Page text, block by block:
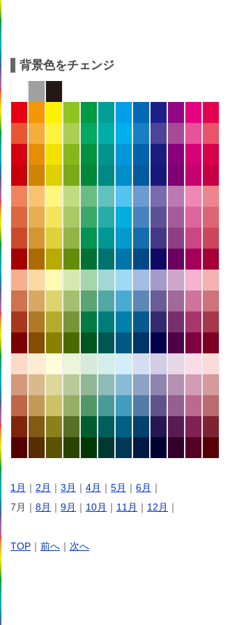
背景色をチェンジ
1月 ｜ 2月 ｜ 3月 ｜ 4月 ｜ 5月 ｜ 6月 ｜
7月｜ 8月 ｜ 9月 ｜ 10月 ｜ 11月 ｜ 12月 ｜
TOP ｜ 前へ ｜ 次へ